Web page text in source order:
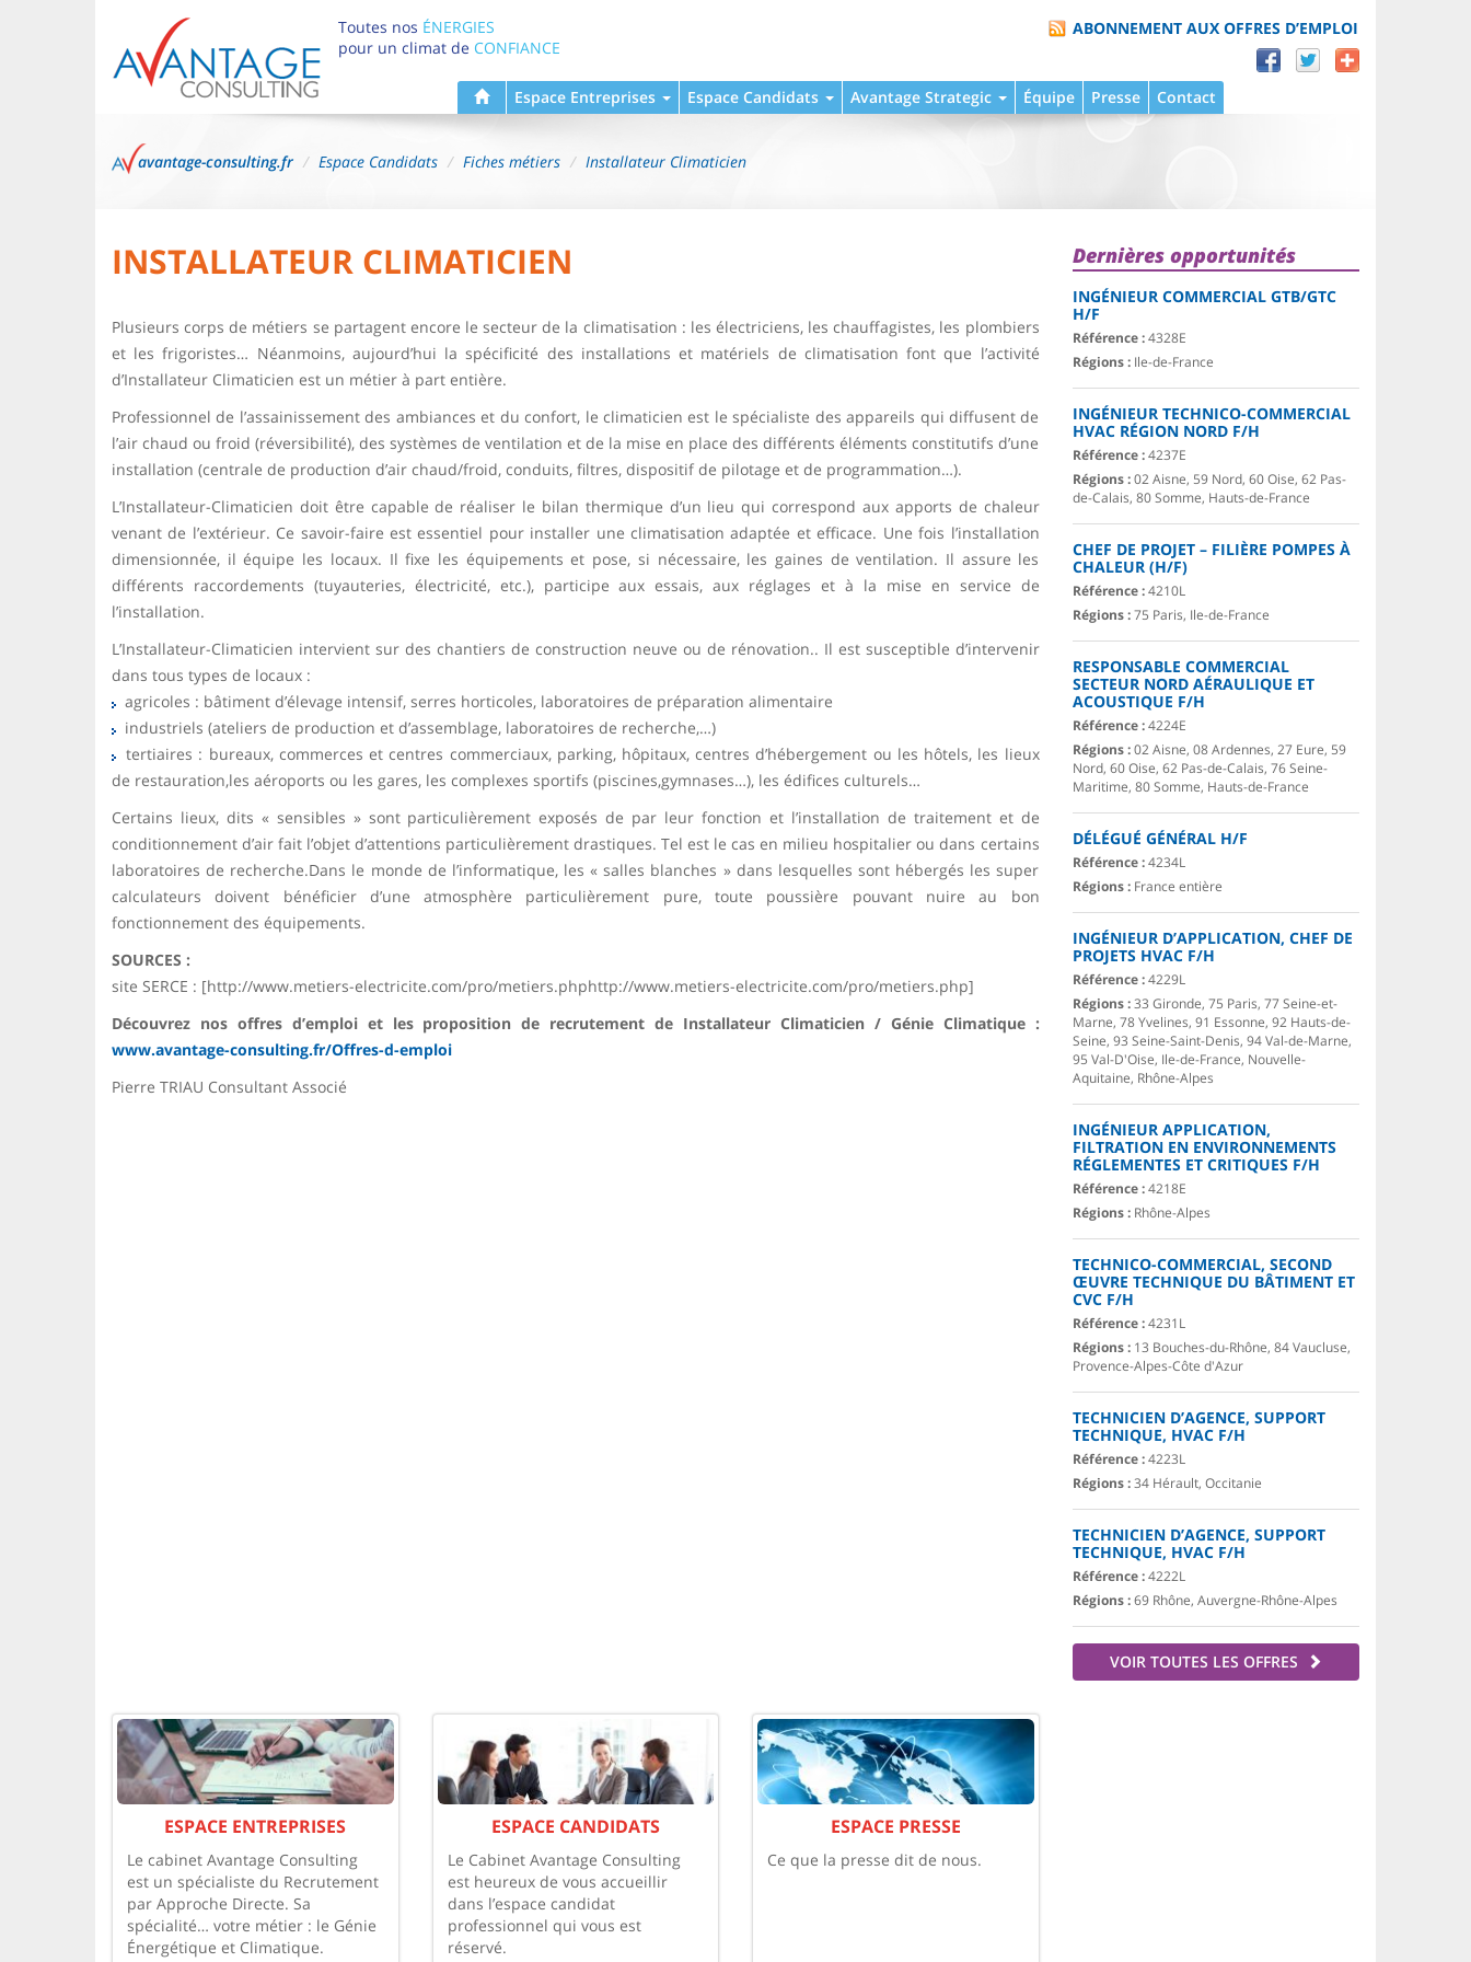
Toutes nos ÉNERGIES
pour un climat de CONFIANCE
ABONNEMENT AUX OFFRES D’EMPLOI
Espace Entreprises Espace Candidats Avantage Strategic Équipe Presse Contact
avantage-consulting.fr Espace Candidats Fiches métiers Installateur Climaticien
INSTALLATEUR CLIMATICIEN
Plusieurs corps de métiers se partagent encore le secteur de la climatisation : les électriciens, les chauffagistes, les plombiers
et les frigoristes… Néanmoins, aujourd’hui la spécificité des installations et matériels de climatisation font que l’activité
d’Installateur Climaticien est un métier à part entière.
Professionnel de l’assainissement des ambiances et du confort, le climaticien est le spécialiste des appareils qui diffusent de
l’air chaud ou froid (réversibilité), des systèmes de ventilation et de la mise en place des différents éléments constitutifs d’une
installation (centrale de production d’air chaud/froid, conduits, filtres, dispositif de pilotage et de programmation…).
L’Installateur-Climaticien doit être capable de réaliser le bilan thermique d’un lieu qui correspond aux apports de chaleur
venant de l’extérieur. Ce savoir-faire est essentiel pour installer une climatisation adaptée et efficace. Une fois l’installation
dimensionnée, il équipe les locaux. Il fixe les équipements et pose, si nécessaire, les gaines de ventilation. Il assure les
différents raccordements (tuyauteries, électricité, etc.), participe aux essais, aux réglages et à la mise en service de
l’installation.
L’Installateur-Climaticien intervient sur des chantiers de construction neuve ou de rénovation.. Il est susceptible d’intervenir
dans tous types de locaux :
agricoles : bâtiment d’élevage intensif, serres horticoles, laboratoires de préparation alimentaire
industriels (ateliers de production et d’assemblage, laboratoires de recherche,…)
tertiaires : bureaux, commerces et centres commerciaux, parking, hôpitaux, centres d’hébergement ou les hôtels, les lieux
de restauration,les aéroports ou les gares, les complexes sportifs (piscines,gymnases…), les édifices culturels…
Certains lieux, dits « sensibles » sont particulièrement exposés de par leur fonction et l’installation de traitement et de
conditionnement d’air fait l’objet d’attentions particulièrement drastiques. Tel est le cas en milieu hospitalier ou dans certains
laboratoires de recherche.Dans le monde de l’informatique, les « salles blanches » dans lesquelles sont hébergés les super
calculateurs doivent bénéficier d’une atmosphère particulièrement pure, toute poussière pouvant nuire au bon
fonctionnement des équipements.
SOURCES :
site SERCE : [http://www.metiers-electricite.com/pro/metiers.phphttp://www.metiers-electricite.com/pro/metiers.php]
Découvrez nos offres d’emploi et les proposition de recrutement de Installateur Climaticien / Génie Climatique :
www.avantage-consulting.fr/Offres-d-emploi
Pierre TRIAU Consultant Associé
Dernières opportunités
INGÉNIEUR COMMERCIAL GTB/GTC
H/F
Référence :4328E
Régions :Ile-de-France
INGÉNIEUR TECHNICO-COMMERCIAL
HVAC RÉGION NORD F/H
Référence :4237E
Régions :02 Aisne, 59 Nord, 60 Oise, 62 Pas-
de-Calais, 80 Somme, Hauts-de-France
CHEF DE PROJET – FILIÈRE POMPES À
CHALEUR (H/F)
Référence :4210L
Régions :75 Paris, Ile-de-France
RESPONSABLE COMMERCIAL
SECTEUR NORD AÉRAULIQUE ET
ACOUSTIQUE F/H
Référence :4224E
Régions :02 Aisne, 08 Ardennes, 27 Eure, 59
Nord, 60 Oise, 62 Pas-de-Calais, 76 Seine-
Maritime, 80 Somme, Hauts-de-France
DÉLÉGUÉ GÉNÉRAL H/F
Référence :4234L
Régions :France entière
INGÉNIEUR D’APPLICATION, CHEF DE
PROJETS HVAC F/H
Référence :4229L
Régions :33 Gironde, 75 Paris, 77 Seine-et-
Marne, 78 Yvelines, 91 Essonne, 92 Hauts-de-
Seine, 93 Seine-Saint-Denis, 94 Val-de-Marne,
95 Val-D'Oise, Ile-de-France, Nouvelle-
Aquitaine, Rhône-Alpes
INGÉNIEUR APPLICATION,
FILTRATION EN ENVIRONNEMENTS
RÉGLEMENTES ET CRITIQUES F/H
Référence :4218E
Régions :Rhône-Alpes
TECHNICO-COMMERCIAL, SECOND
ŒUVRE TECHNIQUE DU BÂTIMENT ET
CVC F/H
Référence :4231L
Régions :13 Bouches-du-Rhône, 84 Vaucluse,
Provence-Alpes-Côte d'Azur
TECHNICIEN D’AGENCE, SUPPORT
TECHNIQUE, HVAC F/H
Référence :4223L
Régions :34 Hérault, Occitanie
TECHNICIEN D’AGENCE, SUPPORT
TECHNIQUE, HVAC F/H
Référence :4222L
Régions :69 Rhône, Auvergne-Rhône-Alpes
VOIR TOUTES LES OFFRES
ESPACE ENTREPRISES
Le cabinet Avantage Consulting
est un spécialiste du Recrutement
par Approche Directe. Sa
spécialité… votre métier : le Génie
Énergétique et Climatique.
ESPACE CANDIDATS
Le Cabinet Avantage Consulting
est heureux de vous accueillir
dans l’espace candidat
professionnel qui vous est
réservé.
ESPACE PRESSE
Ce que la presse dit de nous.